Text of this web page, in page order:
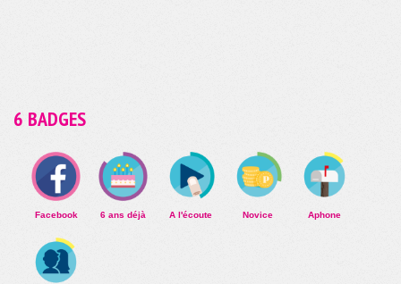
6 BADGES
Facebook 6 ans déjà A l'écoute Novice Aphone